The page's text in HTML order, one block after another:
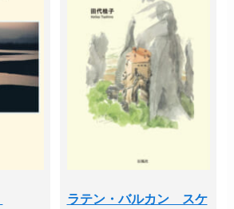
ラテン・バルカン スケ